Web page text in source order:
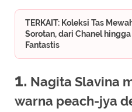
TERKAIT: Koleksi Tas
Sorotan, dari Chanel
Fantastis
1. Nagita Slavina
warna peach-jya